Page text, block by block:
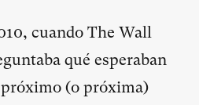
cuando The Wall
qué esperaban
(o próxima)